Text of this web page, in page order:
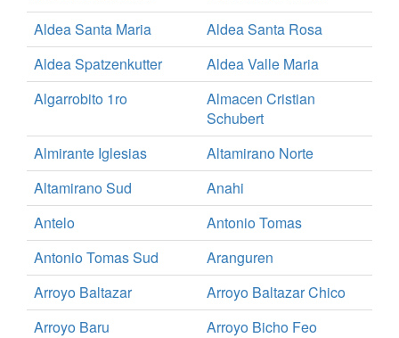
Aldea Santa Maria
Aldea Santa Rosa
Aldea Spatzenkutter
Aldea Valle Maria
Algarrobito 1ro
Almacen Cristian
Schubert
Almirante Iglesias
Altamirano Norte
Altamirano Sud
Anahi
Antelo
Antonio Tomas
Antonio Tomas Sud
Aranguren
Arroyo Baltazar
Arroyo Baltazar Chico
Arroyo Baru
Arroyo Bicho Feo